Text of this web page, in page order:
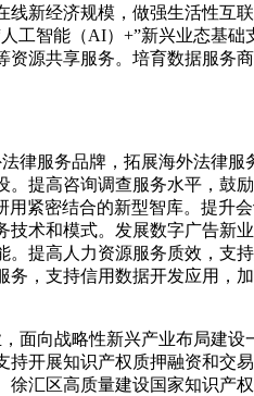
新经济规模，做强生活性互
工智能（AI）+”新兴业态基
源共享服务。培育数据服务
律服务品牌，拓展海外法律
提高咨询调查服务水平，鼓
紧密结合的新型智库。提升
术和模式。发展数字广告新
提高人力资源服务质效，支
，支持信用数据开发应用，
面向战略性新兴产业布局建
开展知识产权质押融资和交
汇区高质量建设国家知识产